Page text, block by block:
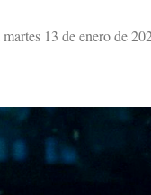
martes 13 de enero de